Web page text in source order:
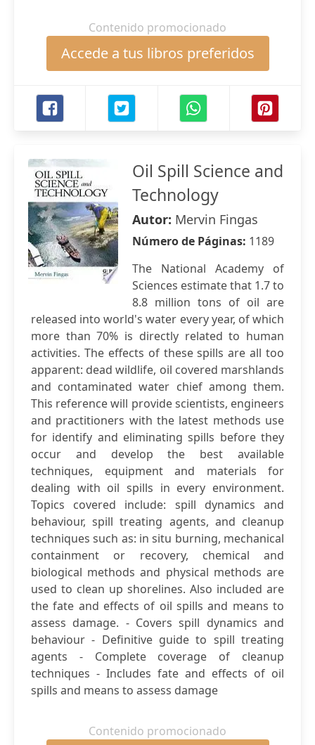
Contenido promocionado
Accede a tus libros preferidos
Oil Spill Science and
Technology
Autor: Mervin Fingas
Número de Páginas: 1189
The National Academy of
Sciences estimate that 1.7 to
8.8 million tons of oil are
released into world's water every year, of which
more than 70% is directly related to human
activities. The effects of these spills are all too
apparent: dead wildlife, oil covered marshlands
and contaminated water chief among them.
This reference will provide scientists, engineers
and practitioners with the latest methods use
for identify and eliminating spills before they
occur and develop the best available
techniques, equipment and materials for
dealing with oil spills in every environment.
Topics covered include: spill dynamics and
behaviour, spill treating agents, and cleanup
techniques such as: in situ burning, mechanical
containment or recovery, chemical and
biological methods and physical methods are
used to clean up shorelines. Also included are
the fate and effects of oil spills and means to
assess damage. - Covers spill dynamics and
behaviour - Definitive guide to spill treating
agents - Complete coverage of cleanup
techniques - Includes fate and effects of oil
spills and means to assess damage
Contenido promocionado